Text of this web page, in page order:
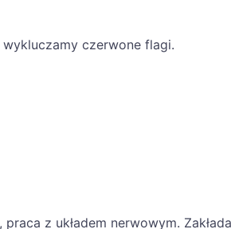
czerwone flagi.
z układem nerwowym.